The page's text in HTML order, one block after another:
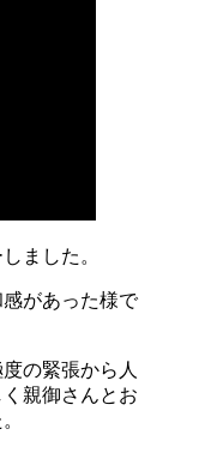
ました。
があった様で
の緊張から人
親御さんとお